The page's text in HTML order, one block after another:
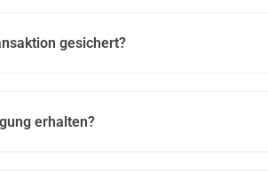
gesichert?
erhalten?